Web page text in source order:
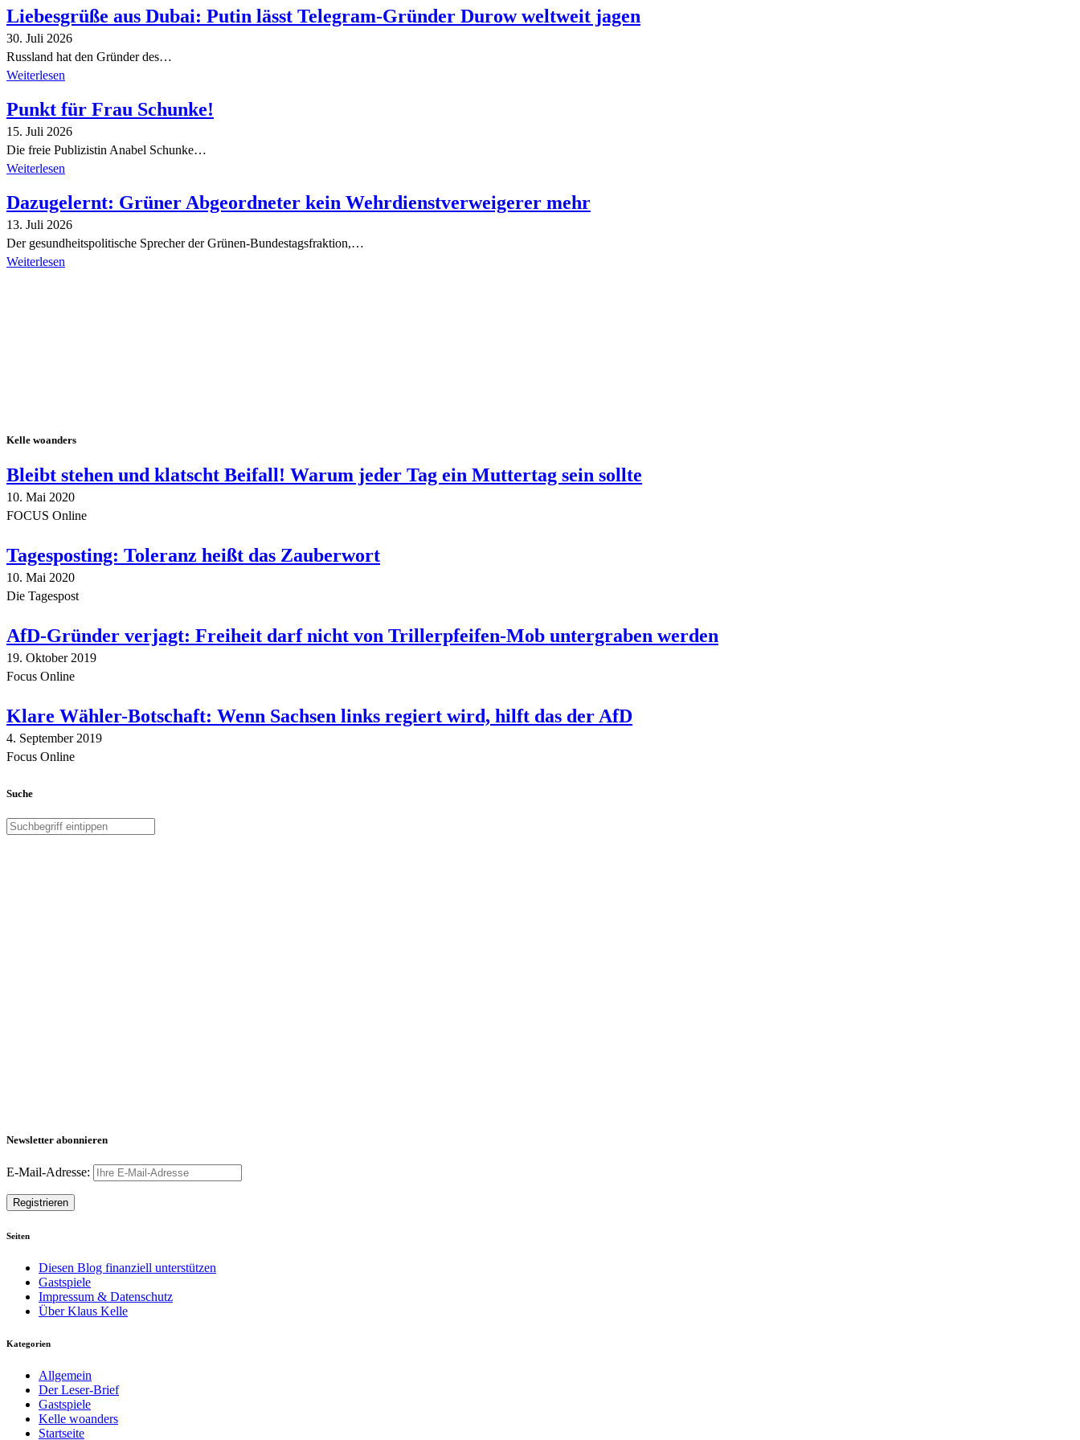
Liebesgrüße aus Dubai: Putin lässt Telegram-Gründer Durow weltweit jagen
30. Juli 2026
Russland hat den Gründer des…
Weiterlesen
Punkt für Frau Schunke!
15. Juli 2026
Die freie Publizistin Anabel Schunke…
Weiterlesen
Dazugelernt: Grüner Abgeordneter kein Wehrdienstverweigerer mehr
13. Juli 2026
Der gesundheitspolitische Sprecher der Grünen-Bundestagsfraktion,…
Weiterlesen
Kelle woanders
Bleibt stehen und klatscht Beifall! Warum jeder Tag ein Muttertag sein sollte
10. Mai 2020
FOCUS Online
Tagesposting: Toleranz heißt das Zauberwort
10. Mai 2020
Die Tagespost
AfD-Gründer verjagt: Freiheit darf nicht von Trillerpfeifen-Mob untergraben werden
19. Oktober 2019
Focus Online
Klare Wähler-Botschaft: Wenn Sachsen links regiert wird, hilft das der AfD
4. September 2019
Focus Online
Suche
Newsletter abonnieren
E-Mail-Adresse:
Seiten
Diesen Blog finanziell unterstützen
Gastspiele
Impressum & Datenschutz
Über Klaus Kelle
Kategorien
Allgemein
Der Leser-Brief
Gastspiele
Kelle woanders
Startseite